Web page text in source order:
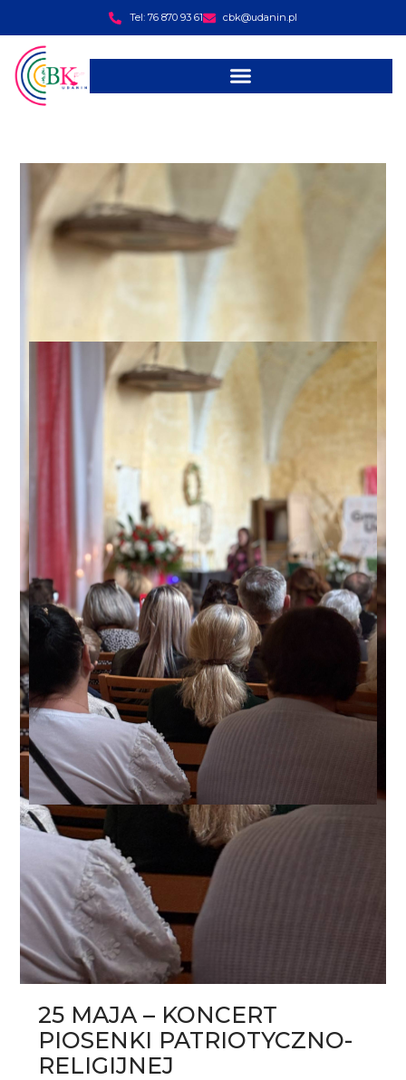
Tel: 76 870 93 61 cbk@udanin.pl
25 MAJA – KONCERT
PIOSENKI PATRIOTYCZNO-
RELIGIJNEJ